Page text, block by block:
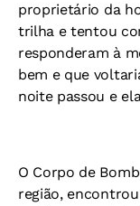
proprietário da
trilha e tentou
responderam à
bem e que
noite passou e
O Corpo de
região,